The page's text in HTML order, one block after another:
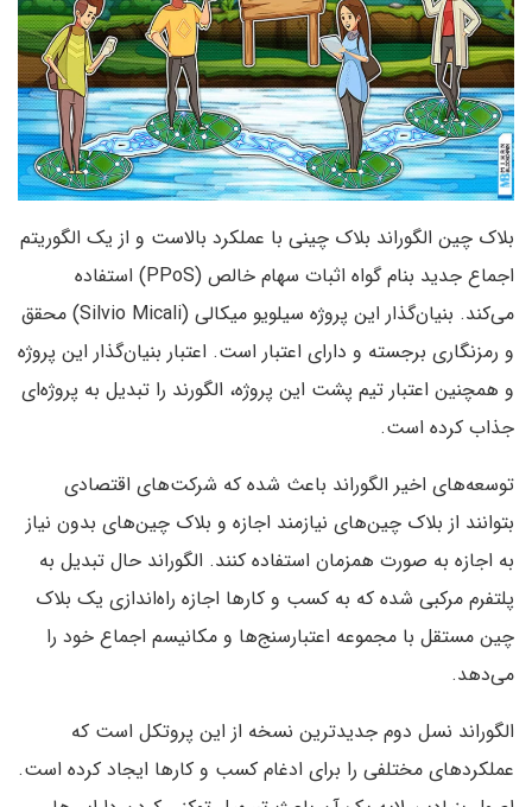
بلاک چین الگوراند بلاک چینی با عملکرد بالاست و از یک الگوریتم
اجماع جدید بنام گواه اثبات سهام خالص (PPoS) استفاده
می‌کند. بنیان‌گذار این پروژه سیلویو میکالی (Silvio Micali) محقق
و رمزنگاری برجسته و دارای اعتبار است. اعتبار بنیان‌گذار این پروژه
و همچنین اعتبار تیم پشت این پروژه، الگورند را تبدیل به پروژه‌ای
جذاب کرده است.
توسعه‌های اخیر الگوراند باعث شده که شرکت‌های اقتصادی
بتوانند از بلاک چین‌های نیازمند اجازه و بلاک چین‌های بدون نیاز
به اجازه به صورت همزمان استفاده کنند. الگوراند حال تبدیل به
پلتفرم مرکبی شده که به کسب و کار‌ها اجازه راه‌اندازی یک بلاک
چین مستقل با مجموعه اعتبار‌سنج‌ها و مکانیسم اجماع خود را
می‌دهد.
الگوراند نسل دوم جدید‌ترین نسخه از این پروتکل است که
عملکرد‌های مختلفی را برای ادغام کسب و کار‌ها ایجاد کرده است.